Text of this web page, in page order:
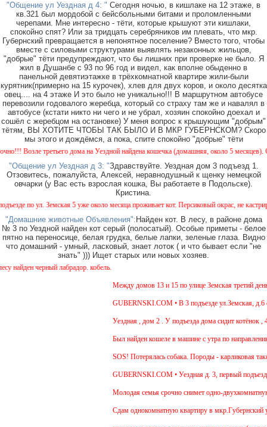
"Общение ул Уездная д 4: " Сегодня ночью, в кишлаке на 12 этаже, в
кв.321 был мордобой с бейсбольными битами и проломленными
черепами. Мне интересно - тёти, которые крышуют эти кишлаки,
спокойно спят? Или за тридцать серебряников им плевать, что мкр.
Губернский превращается в непонятное поселение? Вместо того, чтобы
вместе с силовыми структурами выявлять незаконных жильцов,
"добрые" тёти предупреждают, что бы лишних при проверке не было. Я
жил в Душанбе с 93 по 96 год и видел, как вполне обыденно в
панельной девятиэтажке в трёхкомнатной квартире жили-были
курятник(примерно на 15 курочек), хлев для двух коров, и около десятка
овец.... на 4 этаже И это было не уникально!!! В маршрутном автобусе
перевозили годовалого жеребца, который со страху там же и навалял в
автобусе (кстати никто ни чего и не убрал, хозяин спокойно доехал и
сошёл с жеребцом на остановке) У меня вопрос к крышующим "добрым"
тётям, ВЫ ХОТИТЕ ЧТОБЫ ТАК БЫЛО И В МКР ГУБЕРНСКОМ? Скоро
мы этого и дождёмся, а пока, спите спокойно "добрые" тёти
третьего дома на Уездной найдена кошечка (домашняя, около 5 месяцев).
"Общение ул Уездная д 3: "Здравствуйте. Уездная дом 3 подъезд 1.
Отзовитесь, пожалуйста, Алексей, неравнодушный к щенку немецкой
овчарки (у Вас есть взрослая кошка, Вы работаете в Подольске).
Кристина.
по ул. Земская 5 уже около месяца проживает кот. Персиковый окрас, не
"Домашние животные Объявления": Найден кот. В лесу, в районе дома
№ 3 по Уездной найден кот серый (полосатый). Особые приметы - белое
пятно на переносице, белая грудка, белые лапки, зеленые глаза. Видно
что домашний - умный, ласковый, знает лоток ( и что бывает если "не
знать" ))) Ищет старых или новых хозяев.
черный лабрадор. кобель.
Между домов 13 и 15 по улице Земская третий день
GUBERNSKI.COM • В 3 подъезде ул.Земская, д.6
Уездная , дом 2 . У подъезда дома сидит котёнок ,
Был найден кошеле в машине с утра по
SOS! Потерялась собака. Породы - карликовая
GUBERNSKI.COM • Уездная д. 3, первый
Молодая семья срочно снимет одно-двухкомнатную
Cдам однокомнатную квартиру в мкр.Губернский